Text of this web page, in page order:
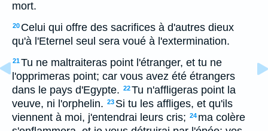
mort.
20 Celui qui offre des sacrifices à d'autres dieux
qu'à l'Eternel seul sera voué à l'extermination.
21Tu ne maltraiteras point l'étranger, et tu ne
l'opprimeras point; car vous avez été étrangers
dans le pays d'Egypte. 22Tu n'affligeras point la
veuve, ni l'orphelin. 23 Si tu les affliges, et qu'ils
viennent à moi, j'entendrai leurs cris; 24 ma colère